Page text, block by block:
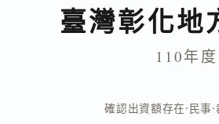
臺灣彰化地
110年
確認出資額存在·民事·